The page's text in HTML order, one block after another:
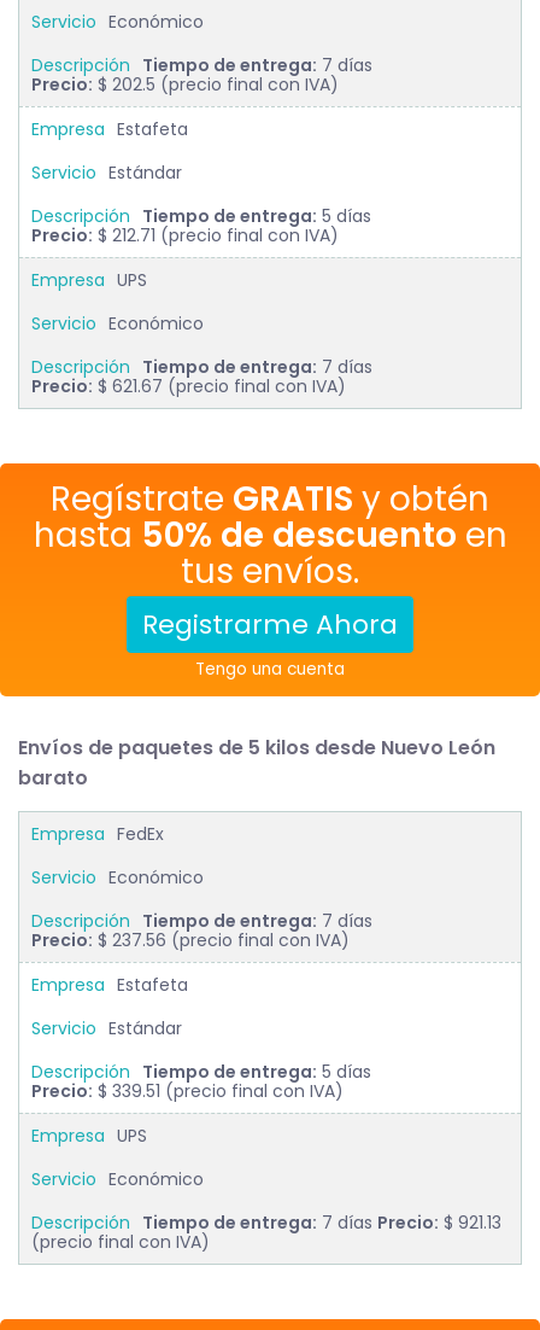
Económico
Tiempo de entrega: 7 días
Precio: $ 202.5 (precio final con IVA)
Estafeta
Estándar
Tiempo de entrega: 5 días
Precio: $ 212.71 (precio final con IVA)
UPS
Económico
Tiempo de entrega: 7 días
Precio: $ 621.67 (precio final con IVA)
Regístrate GRATIS y obtén
hasta 50% de descuento en
tus envíos.
Registrarme Ahora
Tengo una cuenta
Envíos de paquetes de 5 kilos desde Nuevo León
barato
FedEx
Económico
Tiempo de entrega: 7 días
Precio: $ 237.56 (precio final con IVA)
Estafeta
Estándar
Tiempo de entrega: 5 días
Precio: $ 339.51 (precio final con IVA)
UPS
Económico
Tiempo de entrega: 7 días Precio: $ 921.13
(precio final con IVA)